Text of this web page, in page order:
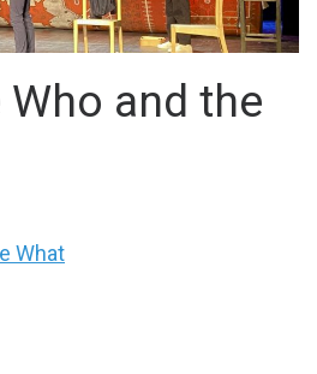
Who and the
What